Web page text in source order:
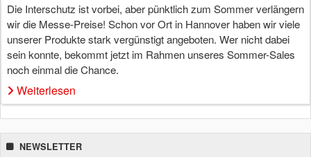
Die Interschutz ist vorbei, aber pünktlich zum Sommer verlängern
wir die Messe-Preise! Schon vor Ort in Hannover haben wir viele
unserer Produkte stark vergünstigt angeboten. Wer nicht dabei
sein konnte, bekommt jetzt im Rahmen unseres Sommer-Sales
noch einmal die Chance.
Weiterlesen
NEWSLETTER